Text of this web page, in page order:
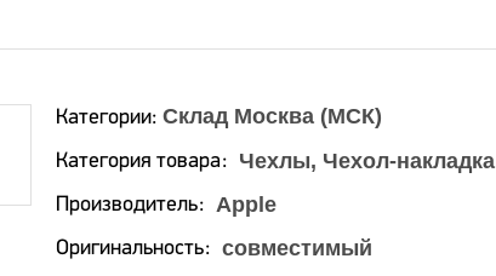
Категории: Склад Москва (МСК)
Категория товара Чехлы, Чехол-накладка
Производитель Apple
Оригинальность совместимый